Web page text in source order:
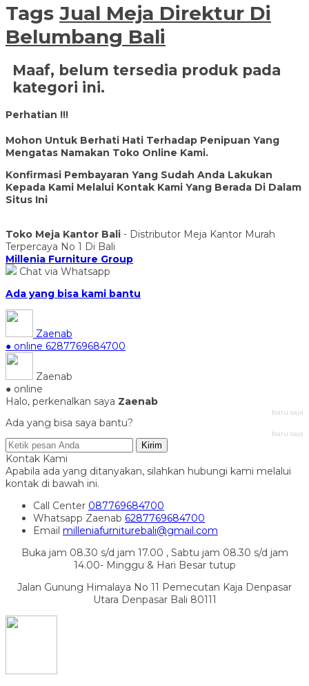
Tags Jual Meja Direktur Di
Belumbang Bali
Maaf, belum tersedia produk pada
kategori ini.
Perhatian !!!
Mohon Untuk Berhati Hati Terhadap Penipuan Yang
Mengatas Namakan Toko Online Kami.
Konfirmasi Pembayaran Yang Sudah Anda Lakukan
Kepada Kami Melalui Kontak Kami Yang Berada Di Dalam
Situs Ini
Toko Meja Kantor Bali - Distributor Meja Kantor Murah
Terpercaya No 1 Di Bali
Millenia Furniture Group
Chat via Whatsapp
Ada yang bisa kami bantu
Zaenab
● online 6287769684700
Zaenab
● online
Halo, perkenalkan saya Zaenab
baru saja
Ada yang bisa saya bantu?
baru saja
Kirim
Kontak Kami
Apabila ada yang ditanyakan, silahkan hubungi kami melalui
kontak di bawah ini.
Call Center 087769684700
Whatsapp Zaenab 6287769684700
Email milleniafurniturebali@gmail.com
Buka jam 08.30 s/d jam 17.00 , Sabtu jam 08.30 s/d jam
14.00- Minggu & Hari Besar tutup
Jalan Gunung Himalaya No 11 Pemecutan Kaja Denpasar
Utara Denpasar Bali 80111